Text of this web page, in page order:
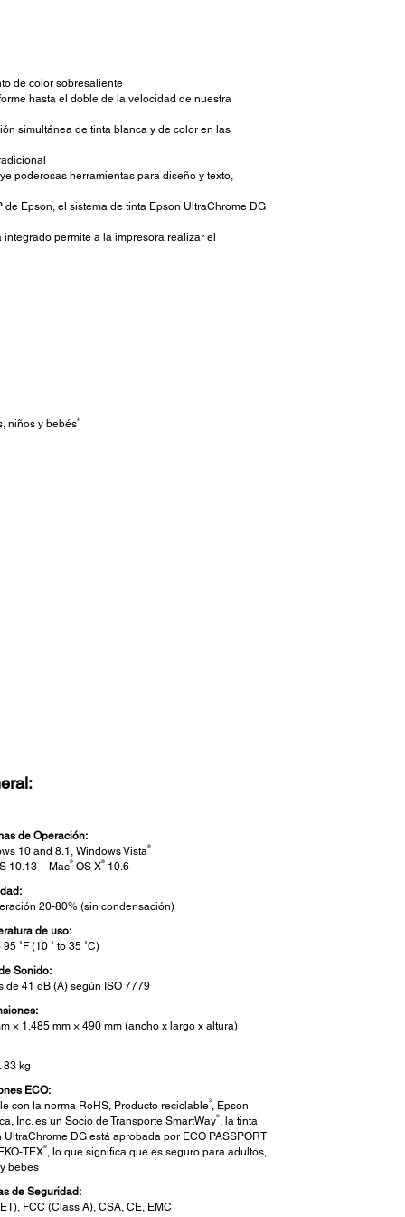
de color sobresaliente
hasta el doble de la velocidad de nuestra
simultánea de tinta blanca y de color en las
poderosas herramientas para diseño y texto,
Epson, el sistema de tinta Epson UltraChrome DG
permite a la impresora realizar el
niños y bebés4
de Operación:
10 and 8.1, Windows Vista®
10.13 – Mac® OS X®
10.6
20-80% (sin condensación)
de uso:
95 ˚F (10 ˚ to 35 ˚C)
Sonido:
de 41 dB (A) según ISO 7779
× 1.485 mm × 490 mm (ancho x largo x altura)
83 kg
ECO:
con la norma RoHS, Producto reciclable3
, Epson
Inc. es un Socio de Transporte SmartWay®
, la tinta
UltraChrome DG está aprobada por ECO PASSPORT
TEX®
, lo que significa que es seguro para adultos,
bebes
de Seguridad:
FCC (Class A), CSA, CE, EMC